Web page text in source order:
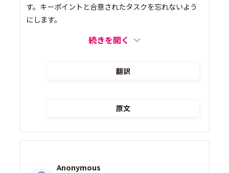
す。キーポイントと合意されたタスクを忘れないよう
にします。
続きを開く
翻訳
原文
Anonymous